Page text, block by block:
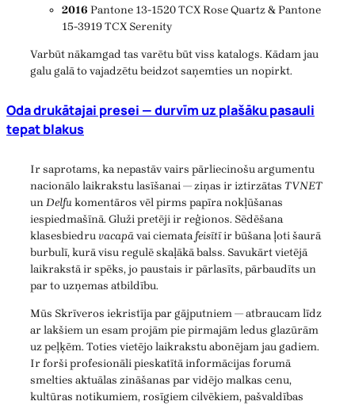
2016 Pantone 13-1520 TCX Rose Quartz & Pantone
15-3919 TCX Serenity
Varbūt nākamgad tas varētu būt viss katalogs. Kādam jau
galu galā to vajadzētu beidzot saņemties un nopirkt.
Oda drukātajai presei — durvīm uz plašāku pasauli
tepat blakus
Ir saprotams, ka nepastāv vairs pārliecinošu argumentu
nacionālo laikrakstu lasīšanai — ziņas ir iztirzātas TVNET
unDelfukomentāros vēl pirms papīra nokļūšanas
iespiedmašīnā. Gluži pretēji ir reģionos. Sēdēšana
klasesbiedruvacapāvai ciematafeisītīir būšana ļoti šaurā
burbulī, kurā visu regulē skaļākā balss. Savukārt vietējā
laikrakstā ir spēks, jo paustais ir pārlasīts, pārbaudīts un
par to uzņemas atbildību.
Mūs Skrīveros iekristīja par gājputniem — atbraucam līdz
ar lakšiem un esam projām pie pirmajām ledus glazūrām
uz peļķēm. Toties vietējo laikrakstu abonējam jau gadiem.
Ir forši profesionāli pieskatītā informācijas forumā
smelties aktuālas zināšanas par vidējo malkas cenu,
kultūras notikumiem, rosīgiem cilvēkiem, pašvaldības